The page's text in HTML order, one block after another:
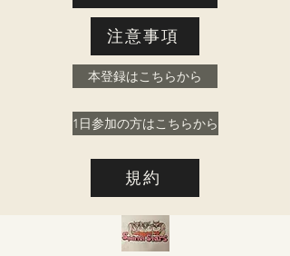
注意事項
本登録はこちらから
1日参加の方はこちらから
規約